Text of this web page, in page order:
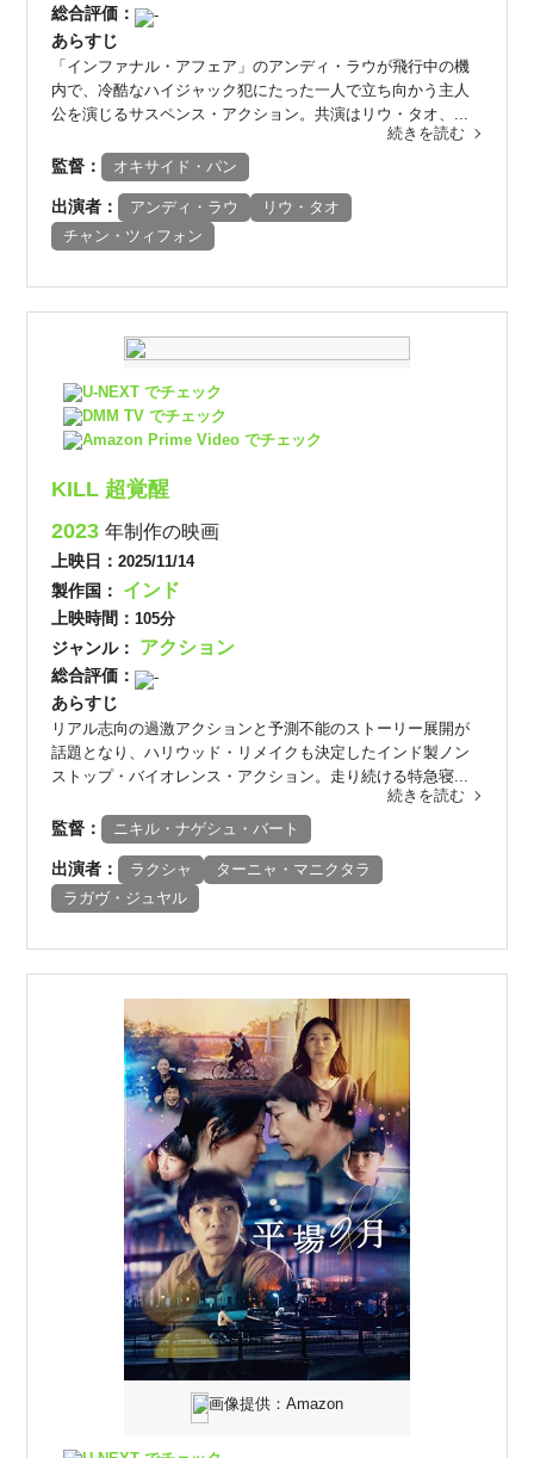
総合評価： -
あらすじ
「インファナル・アフェア」のアンディ・ラウが飛行中の機
内で、冷酷なハイジャック犯にたった一人で立ち向かう主人
公を演じるサスペンス・アクション。共演はリウ・タオ、...
続きを読む
監督： オキサイド・パン
出演者： アンディ・ラウ
リウ・タオ
チャン・ツィフォン
U-NEXT でチェック
DMM TV でチェック
Amazon Prime Video でチェック
KILL 超覚醒
2023年制作の映画
上映日：2025/11/14
製作国： インド
上映時間： 105分
ジャンル： アクション
総合評価： -
あらすじ
リアル志向の過激アクションと予測不能のストーリー展開が
話題となり、ハリウッド・リメイクも決定したインド製ノン
ストップ・バイオレンス・アクション。走り続ける特急寝...
続きを読む
監督： ニキル・ナゲシュ・バート
出演者： ラクシャ
ターニャ・マニクタラ
ラガヴ・ジュヤル
画像提供：Amazon